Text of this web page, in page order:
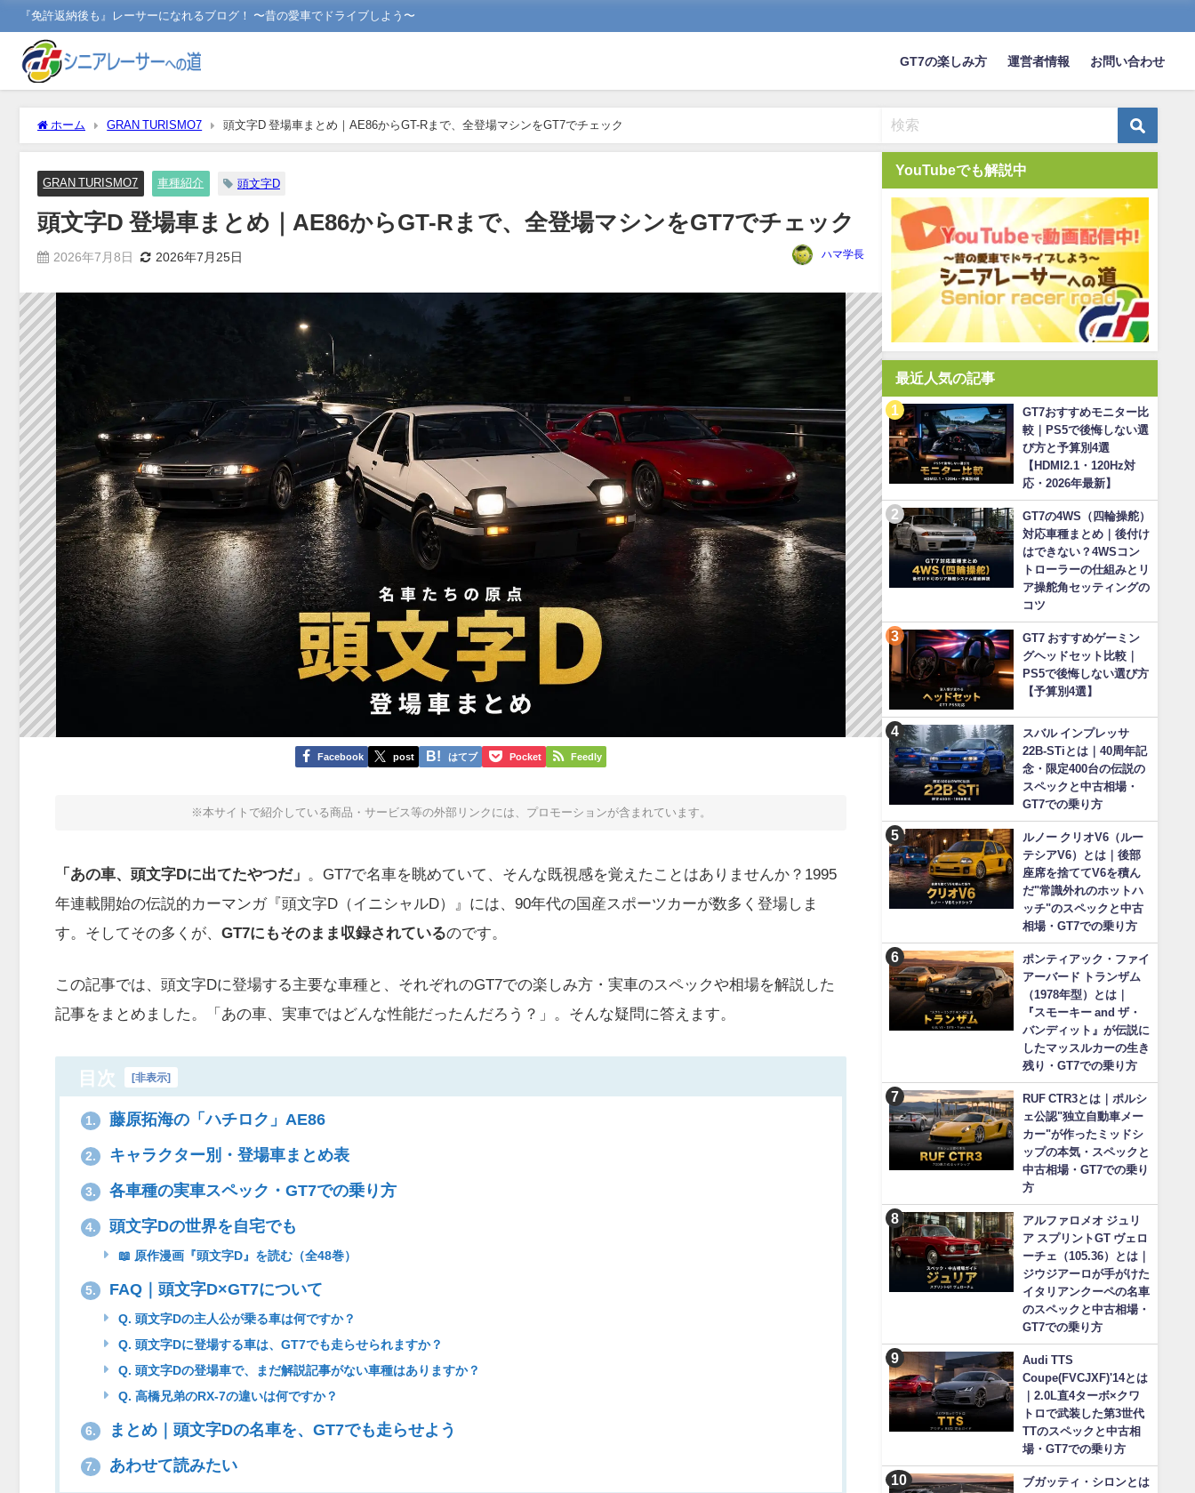
『免許返納後も』レーサーになれるブログ！ 〜昔の愛車でドライブしよう〜
GT7の楽しみ方 運営者情報 お問い合わせ
ホーム GRAN TURISMO7 頭文字D 登場車まとめ｜AE86からGT-Rまで、全登場マシンをGT7でチェック
GRAN TURISMO7 車種紹介 頭文字D
頭文字D 登場車まとめ｜AE86からGT-Rまで、全登場マシンをGT7でチェック
2026年7月8日 2026年7月25日 ハマ学長
Facebook post はてブ Pocket Feedly
※本サイトで紹介している商品・サービス等の外部リンクには、プロモーションが含まれています。
「あの車、頭文字Dに出てたやつだ」
。GT7で名車を眺めていて、そんな既視感を覚えたことはありませんか？1995
年連載開始の伝説的カーマンガ『頭文字D（イニシャルD）』には、90年代の国産スポーツカーが数多く登場しま
す。そしてその多くが、 GT7にもそのまま収録されているのです。
この記事では、頭文字Dに登場する主要な車種と、それぞれのGT7での楽しみ方・実車のスペックや相場を解説した
記事をまとめました。「あの車、実車ではどんな性能だったんだろう？」。そんな疑問に答えます。
目次 [非表示]
1. 藤原拓海の「ハチロク」AE86
2. キャラクター別・登場車まとめ表
3. 各車種の実車スペック・GT7での乗り方
4. 頭文字Dの世界を自宅でも
📖 原作漫画『頭文字D』を読む（全48巻）
5. FAQ｜頭文字D×GT7について
Q. 頭文字Dの主人公が乗る車は何ですか？
Q. 頭文字Dに登場する車は、GT7でも走らせられますか？
Q. 頭文字Dの登場車で、まだ解説記事がない車種はありますか？
Q. 高橋兄弟のRX-7の違いは何ですか？
6. まとめ｜頭文字Dの名車を、GT7でも走らせよう
7. あわせて読みたい
YouTubeでも解説中
最近人気の記事
GT7おすすめモニター比
較｜PS5で後悔しない選
び方と予算別4選
【HDMI2.1・120Hz対
応・2026年最新】
GT7の4WS（四輪操舵）
対応車種まとめ｜後付け
はできない？4WSコン
トローラーの仕組みとリ
ア操舵角セッティングの
コツ
GT7 おすすめゲーミン
グヘッドセット比較｜
PS5で後悔しない選び方
【予算別4選】
スバル インプレッサ
22B-STiとは｜40周年記
念・限定400台の伝説の
スペックと中古相場・
GT7での乗り方
ルノー クリオV6（ルー
テシアV6）とは｜後部
座席を捨ててV6を積ん
だ"常識外れのホットハ
ッチ"のスペックと中古
相場・GT7での乗り方
ポンティアック・ファイ
アーバード トランザム
（1978年型）とは｜
『スモーキー and ザ・
バンディット』が伝説に
したマッスルカーの生き
残り・GT7での乗り方
RUF CTR3とは｜ポルシ
ェ公認"独立自動車メー
カー"が作ったミッドシ
ップの本気・スペックと
中古相場・GT7での乗り
方
アルファロメオ ジュリ
ア スプリントGT ヴェロ
ーチェ（105.36）とは｜
ジウジアーロが手がけた
イタリアンクーペの名車
のスペックと中古相場・
GT7での乗り方
Audi TTS
Coupe(FVCJXF)'14とは
｜2.0L直4ターボ×クワ
トロで武装した第3世代
TTのスペックと中古相
場・GT7での乗り方
ブガッティ・シロンとは